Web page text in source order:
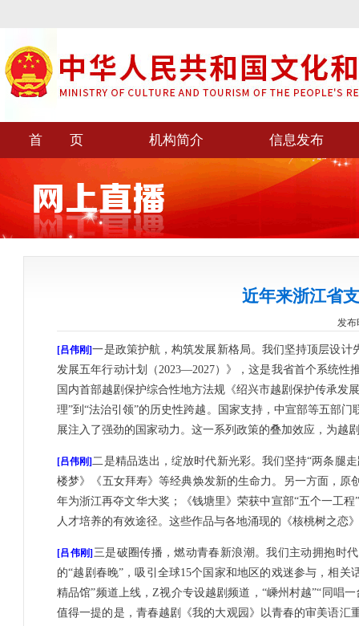
首 页 机构简介 信息发布
近年来浙江省
发布
[吕伟刚]一是政策护航，构筑发展新格局。我们坚持顶层设
发展五年行动计划（2023—2027）》，这是我省首个系统
国内首部越剧保护综合性地方法规《绍兴市越剧保护传承发
理”到“法治引领”的历史性跨越。国家支持，中宣部等五部
展注入了强劲的国家动力。这一系列政策的叠加效应，为越
[吕伟刚]二是精品迭出，绽放时代新光彩。我们坚持“两条腿
楼梦》《五女拜寿》等经典焕发新的生命力。另一方面，原
年为浙江再夺文华大奖；《钱塘里》荣获中宣部“五个一工
人才培养的有效途径。这些作品与各地涌现的《核桃树之恋
[吕伟刚] 三是破圈传播，燃动青春新浪潮。我们主动拥抱时
的“越剧春晚”，吸引全球15个国家和地区的戏迷参与，相
精品馆”频道上线，Z视介专设越剧频道，“嵊州村越”“同唱
值得一提的是，青春越剧《我的大观园》以青春的审美语